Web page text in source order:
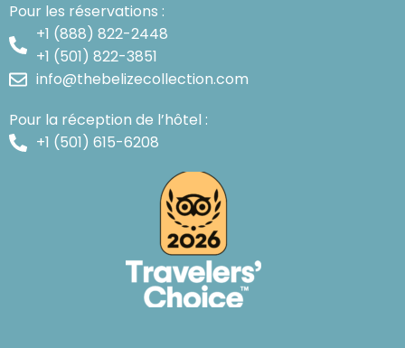
Pour les réservations :
+1 (888) 822-2448
+1 (501) 822-3851
info@thebelizecollection.com
Pour la réception de l’hôtel :
+1 (501) 615-6208